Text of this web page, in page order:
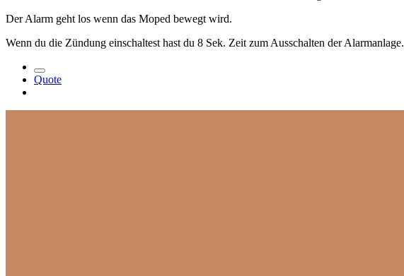
Der Alarm geht los wenn das Moped bewegt wird.
Wenn du die Zündung einschaltest hast du 8 Sek. Zeit zum Ausschalten der Alarmanlage.
Quote